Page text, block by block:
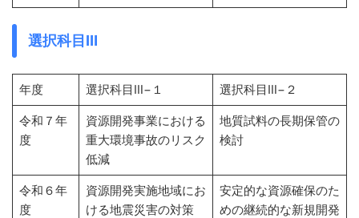
選択科目Ⅲ
年度 選択科目Ⅲ−１ 選択科目Ⅲ−２
令和７年
度
資源開発事業における
重大環境事故のリスク
低減
地質試料の長期保管の
検討
令和６年
度
資源開発実施地域にお
ける地震災害の対策
安定的な資源確保のた
めの継続的な新規開発